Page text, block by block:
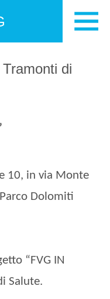
di
10, in via Monte
Dolomiti
“FVG IN
Salute.